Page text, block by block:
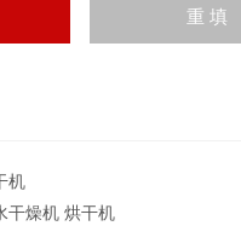
机
干燥机 烘干机